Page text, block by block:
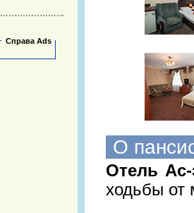
Справа Ads
О
Отель
ходьбы от